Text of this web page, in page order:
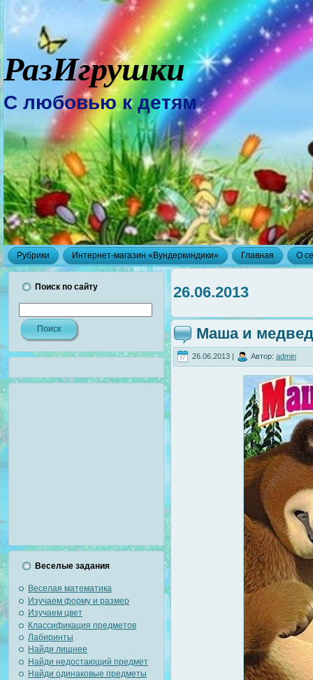
РазИгрушки
С любовью к детям
Рубрики Интернет-магазин «Вундеркиндики» Главная О
Поиск по сайту
Веселые задания
Веселая математика
Изучаем форму и размер
Изучаем цвет
Классификация предметов
Лабиринты
Найди лишнее
Найди недостающий предмет
Найди одинаковые предметы
26.06.2013
Маша и
26.06.2013 | Автор: admin